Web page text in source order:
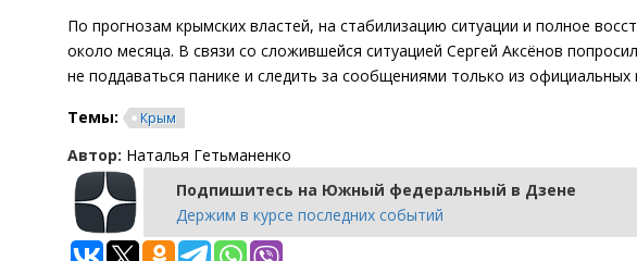
По прогнозам крымских властей, на стабилизацию ситуации и полное
около месяца. В связи со сложившейся ситуацией Сергей Аксёнов
не поддаваться панике и следить за сообщениями только из официальных
Темы:
Крым
Автор: Наталья Гетьманенко
Подпишитесь на Южный федеральный в Дзене
Держим в курсе последних событий